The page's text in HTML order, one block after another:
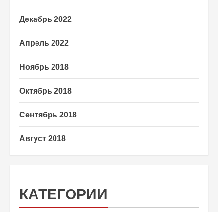
Декабрь 2022
Апрель 2022
Ноябрь 2018
Октябрь 2018
Сентябрь 2018
Август 2018
КАТЕГОРИИ